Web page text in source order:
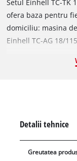
Setul Einhell TC-TK
ofera baza pentru
domiciliu: masina
Einhell TC-AG 18/
fara fir este un
si aplicatie in
intunecate exista
TC-AG 18/115 Li
Detalii tehnice
Greutatea